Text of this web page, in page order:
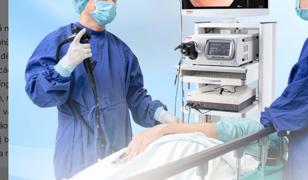
một lúc
nề, tạm thời người bệnh không ăn đồ nếp đến khi hết phù
cung cấp đủ lượng nước cần thiết cho cơ thể
sản phẩm được chế biến từ sữa như pho mát, bơ, kem... Nên lựa chọn
giàu chất xơ. Tuy nhiên chất xơ nên được bổ sung từ từ sau khi phẫu
nếu không sẽ gây chướng bụng, đầy hơi và khó chịu
và hoa quả tươi giàu chất xơ và vitamin dồi dào cho cơ thể, để không bị
bón có thể dùng thuốc thụt chứ không nên cố gắng rặn vì có thể khiến
trở lại
rượu. Nên ăn cua, tôm để vết thương mau hồi phục